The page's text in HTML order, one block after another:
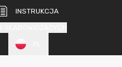
INSTRUKCJA